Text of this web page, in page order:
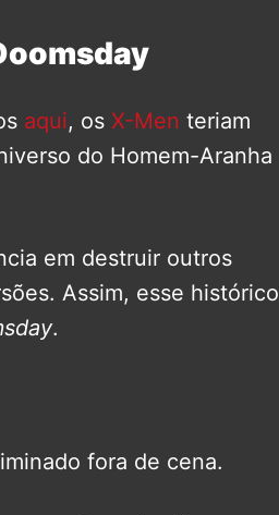
aqui, os X-Men teriam
do Homem-Aranha
em destruir outros
Assim, esse histórico
.
fora de cena.